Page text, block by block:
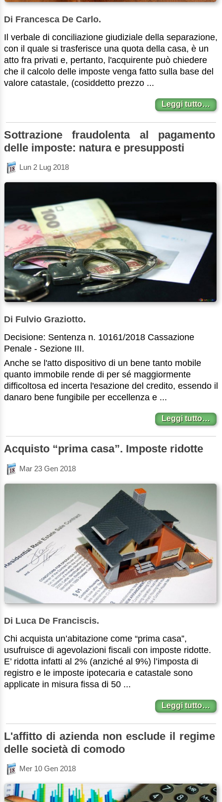
Di Francesca De Carlo.
Il verbale di conciliazione giudiziale della separazione,
con il quale si trasferisce una quota della casa, è un
atto fra privati e, pertanto, l'acquirente può chiedere
che il calcolo delle imposte venga fatto sulla base del
valore catastale, (cosiddetto prezzo ...
Leggi tutto…
Sottrazione fraudolenta al pagamento
delle imposte: natura e presupposti
Lun 2 Lug 2018
Di Fulvio Graziotto.
Decisione: Sentenza n. 10161/2018 Cassazione
Penale - Sezione III.
Anche se l'atto dispositivo di un bene tanto mobile
quanto immobile rende di per sé maggiormente
difficoltosa ed incerta l'esazione del credito, essendo il
danaro bene fungibile per eccellenza e ...
Leggi tutto…
Acquisto “prima casa”. Imposte ridotte
Mar 23 Gen 2018
Di Luca De Franciscis.
Chi acquista un’abitazione come “prima casa”,
usufruisce di agevolazioni fiscali con imposte ridotte.
E’ ridotta infatti al 2% (anziché al 9%) l’imposta di
registro e le imposte ipotecaria e catastale sono
applicate in misura fissa di 50 ...
Leggi tutto…
L'affitto di azienda non esclude il regime
delle società di comodo
Mer 10 Gen 2018